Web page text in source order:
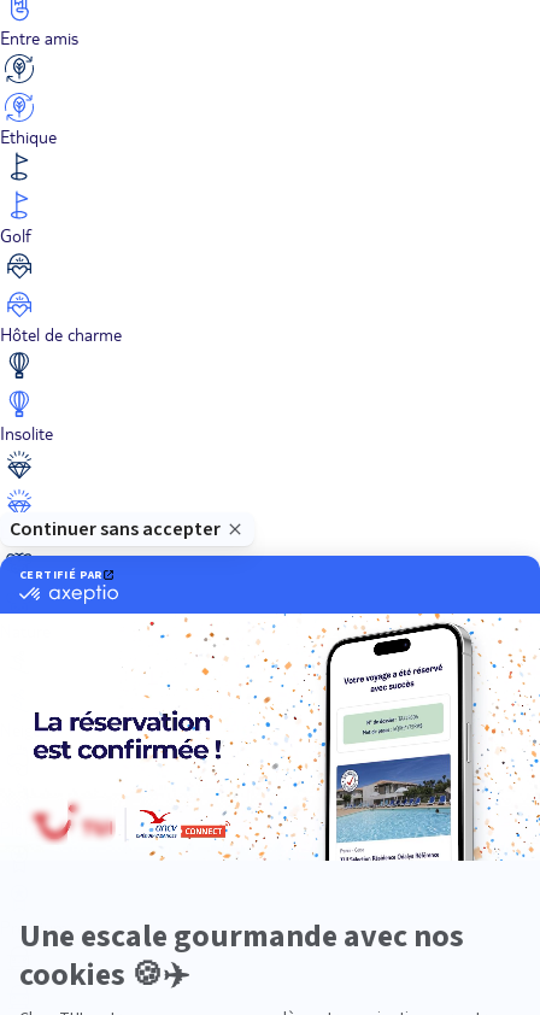
Entre amis
Ethique
Golf
Hôtel de charme
Insolite
Luxe
Neige
Plongée
Premium